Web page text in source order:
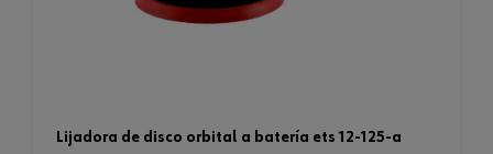
lijadora de disco orbital a batería ets 12-125-a